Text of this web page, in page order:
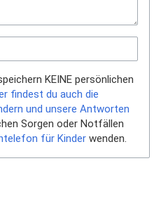
KEINE persönlichen
findest du auch die
und unsere Antworten
Sorgen oder Notfällen
für Kinder wenden.